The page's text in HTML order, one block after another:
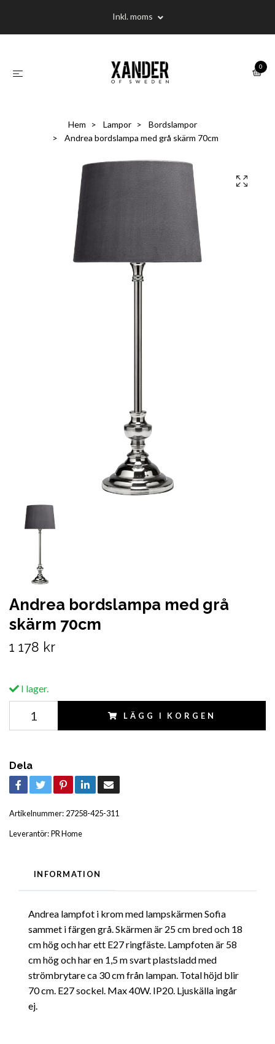
Inkl. moms
0
Hem Lampor
Bordslampor
Andrea bordslampa med grå skärm 70cm
Andrea bordslampa med grå
skärm 70cm
1 178 kr
I lager.
LÄGG I KORGEN
Dela
Artikelnummer: 27258-425-311
Leverantör:PR Home
INFORMATION
Andrea lampfot i krom med lampskärmen Sofia
sammet i färgen grå. Skärmen är 25 cm bred och 18
cm hög och har ett E27 ringfäste. Lampfoten är 58
cm hög och har en 1,5 m svart plastsladd med
strömbrytare ca 30 cm från lampan. Total höjd blir
70 cm. E27 sockel. Max 40W. IP20. Ljuskälla ingår
ej.